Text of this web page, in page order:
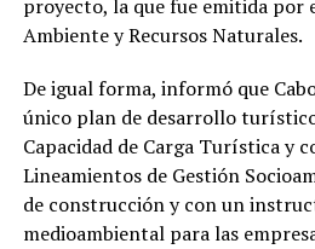
proyecto, la que fue emitida por
Ambiente y Recursos Naturales.
De igual forma, informó que
único plan de desarrollo
Capacidad de Carga Turística y
Lineamientos de Gestión
de construcción y con un
medioambiental para las